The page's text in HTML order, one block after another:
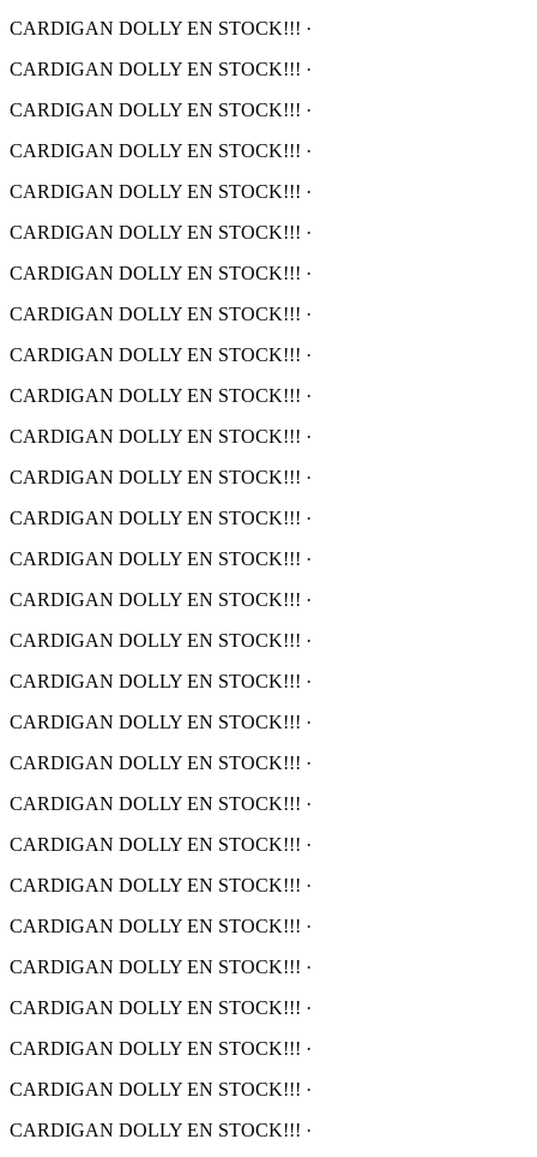
CARDIGAN DOLLY EN STOCK!!! ·
CARDIGAN DOLLY EN STOCK!!! ·
CARDIGAN DOLLY EN STOCK!!! ·
CARDIGAN DOLLY EN STOCK!!! ·
CARDIGAN DOLLY EN STOCK!!! ·
CARDIGAN DOLLY EN STOCK!!! ·
CARDIGAN DOLLY EN STOCK!!! ·
CARDIGAN DOLLY EN STOCK!!! ·
CARDIGAN DOLLY EN STOCK!!! ·
CARDIGAN DOLLY EN STOCK!!! ·
CARDIGAN DOLLY EN STOCK!!! ·
CARDIGAN DOLLY EN STOCK!!! ·
CARDIGAN DOLLY EN STOCK!!! ·
CARDIGAN DOLLY EN STOCK!!! ·
CARDIGAN DOLLY EN STOCK!!! ·
CARDIGAN DOLLY EN STOCK!!! ·
CARDIGAN DOLLY EN STOCK!!! ·
CARDIGAN DOLLY EN STOCK!!! ·
CARDIGAN DOLLY EN STOCK!!! ·
CARDIGAN DOLLY EN STOCK!!! ·
CARDIGAN DOLLY EN STOCK!!! ·
CARDIGAN DOLLY EN STOCK!!! ·
CARDIGAN DOLLY EN STOCK!!! ·
CARDIGAN DOLLY EN STOCK!!! ·
CARDIGAN DOLLY EN STOCK!!! ·
CARDIGAN DOLLY EN STOCK!!! ·
CARDIGAN DOLLY EN STOCK!!! ·
CARDIGAN DOLLY EN STOCK!!! ·